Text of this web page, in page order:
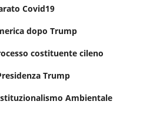
Covid19
dopo Trump
costituente cileno
Trump
Ambientale